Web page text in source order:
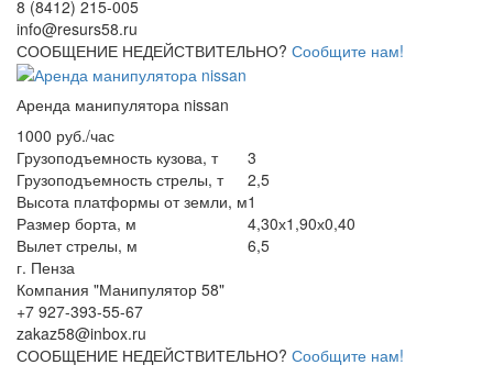
8 (8412) 215-005
info@resurs58.ru
СООБЩЕНИЕ НЕДЕЙСТВИТЕЛЬНО? Сообщите нам!
Аренда манипулятора nissan
1000 руб./час
Грузоподъемность кузова, т
3
Грузоподъемность стрелы, т
2,5
Высота платформы от земли, м1
Размер борта, м
4,30х1,90х0,40
Вылет стрелы, м
6,5
г. Пенза
Компания "Манипулятор 58"
+7 927-393-55-67
zakaz58@inbox.ru
СООБЩЕНИЕ НЕДЕЙСТВИТЕЛЬНО? Сообщите нам!